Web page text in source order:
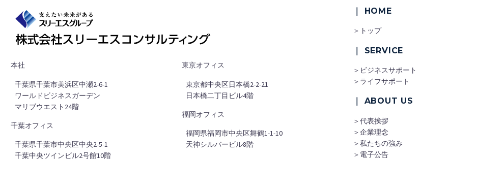
本社
千葉県千葉市美浜区中瀬2-6-1
ワールドビジネスガーデン
マリブウエスト24階
千葉オフィス
千葉県千葉市中央区中央2-5-1
千葉中央ツインビル2号館10階
東京オフィス
東京都中央区日本橋2-2-21
日本橋二丁目ビル4階
福岡オフィス
福岡県福岡市中央区舞鶴1-1-10
天神シルバービル8階
｜ HOME
＞トップ
｜ SERVICE
＞ビジネスサポート
＞ライフサポート
｜ ABOUT US
＞代表挨拶
＞企業理念
＞私たちの強み
＞電子公告